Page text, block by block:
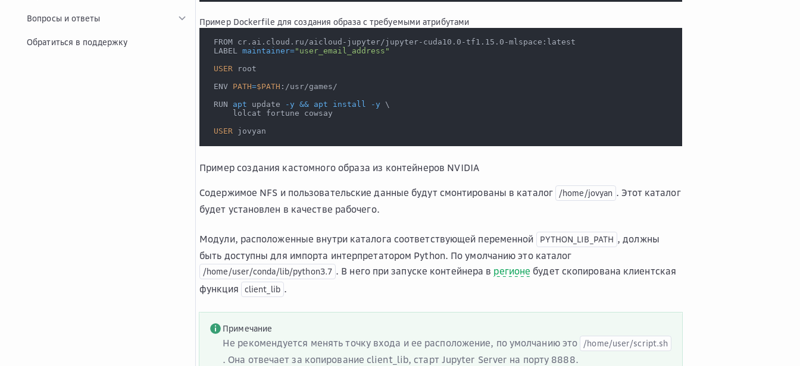
Вопросы и ответы
Обратиться в поддержку
Пример Dockerfile для создания образа с требуемыми атрибутами
FROM cr.ai.cloud.ru/aicloud-jupyter/jupyter-cuda10.0-tf1.15.0-mlspace:latest
LABEL maintainer="user_email_address"
USER root
ENV PATH=$PATH :/usr/games/
RUN apt update -y && apt install -y \
     lolcat fortune cowsay
USER jovyan
Пример создания кастомного образа из контейнеров NVIDIA
Содержимое NFS и пользовательские данные будут смонтированы в каталог /home/jovyan . Этот каталог
будет установлен в качестве рабочего.
Модули, расположенные внутри каталога соответствующей переменной PYTHON_LIB_PATH , должны
быть доступны для импорта интерпретатором Python. По умолчанию это каталог
/home/user/conda/lib/python3.7 . В него при запуске контейнера в регионе будет скопирована клиентская
функция
client_lib .
Примечание
Не рекомендуется менять точку входа и ее расположение, по умолчанию это /home/user/script.sh
. Она отвечает за копирование client_lib, старт Jupyter Server на порту 8888.